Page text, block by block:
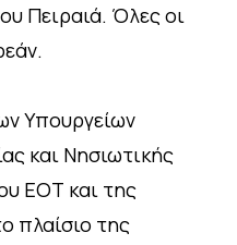
Πειραιά. Όλες οι
Υπουργείων
και Νησιωτικής
ΕΟΤ και της
πλαίσιο της